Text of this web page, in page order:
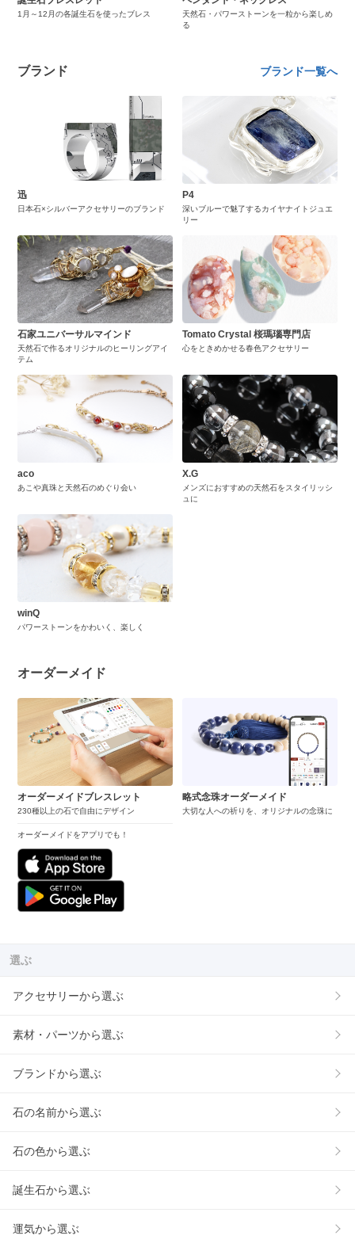
1月～12月の各誕生石を使ったブレス
天然石・パワーストーンを一粒から楽しめ
る
ブランド ブランド一覧へ
迅
日本石×シルバーアクセサリーのブランド
P4
深いブルーで魅了するカイヤナイトジュエ
リー
石家ユニバーサルマインド
天然石で作るオリジナルのヒーリングアイ
テム
Tomato Crystal 桜瑪瑙専門店
心をときめかせる春色アクセサリー
aco
あこや真珠と天然石のめぐり会い
X.G
メンズにおすすめの天然石をスタイリッシ
ュに
winQ
パワーストーンをかわいく、楽しく
オーダーメイド
オーダーメイドブレスレット
230種以上の石で自由にデザイン
オーダーメイドをアプリでも！
略式念珠オーダーメイド
大切な人への祈りを、オリジナルの念珠に
選ぶ
アクセサリーから選ぶ
素材・パーツから選ぶ
ブランドから選ぶ
石の名前から選ぶ
石の色から選ぶ
誕生石から選ぶ
運気から選ぶ